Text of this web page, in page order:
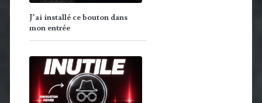
J’ai installé ce bouton dans
mon entrée